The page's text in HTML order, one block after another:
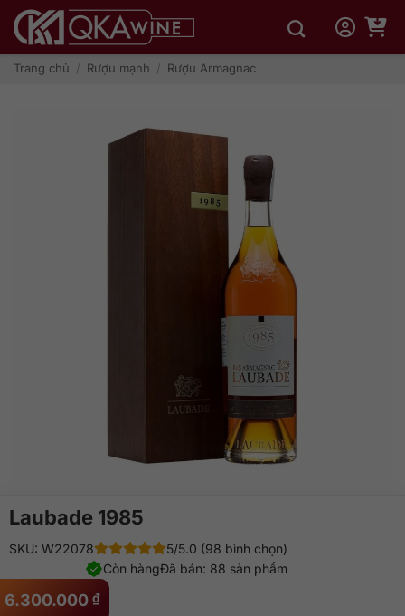
qua
dungTrang chủ / Rượu mạnh / Rượu Armagnac
Laubade 1985
6.300.000 ₫
SKU: W22078
5/5.0 (98 bình chọn)
Đã bán: 88 sản phẩm
Còn hàng